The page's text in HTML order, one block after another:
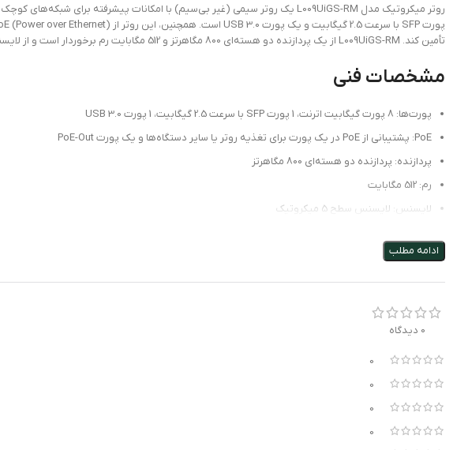
تأمین کند. L009UiGS-RM از یک پردازنده دو هسته‌ای 800 مگاهرتز و 512 مگابایت رم برخوردار است و از لایسنس سطح 5 میکروتیک بهره می‌برد.
مشخصات فنی
پورت‌ها: 8 پورت گیگابیت اترنت، 1 پورت SFP با سرعت 2.5 گیگابیت، 1 پورت USB 3.0
PoE: پشتیبانی از PoE در یک پورت برای تغذیه روتر یا سایر دستگاه‌ها و یک پورت PoE-Out
پردازنده: پردازنده دو هسته‌ای 800 مگاهرتز
رم: 512 مگابایت
لایسنس: لایسنس سطح 5 میکروتیک
پشتیبانی: پشتیبانی از پروتکل‌های RIP، OSPF، BGP، هات‌اسپات و یوزر منیجر
مقاومت: بدنه مستحکم و طراحی شده برای خنک‌سازی بهتر
مزایا:
پردازنده دو هسته‌ای و رم بالا، عملکرد خوب در مسیریابی و پردازش‌های سنگین.
انعطاف‌پذیری :
ادامه مطلب
0 دیدگاه
0
0
0
0